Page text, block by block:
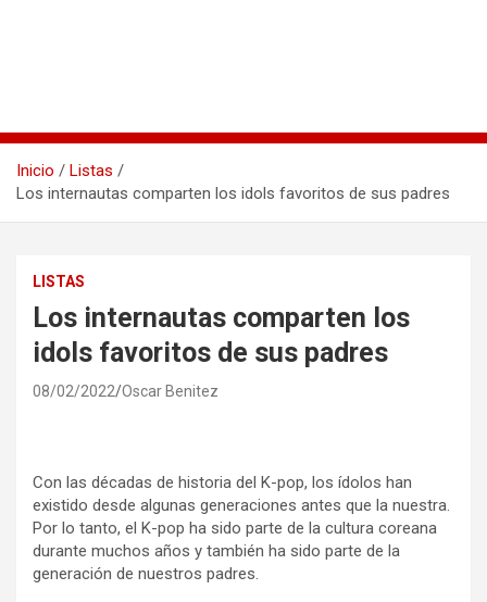
Inicio
Listas
Los internautas comparten los idols favoritos de sus padres
LISTAS
Los internautas comparten los
idols favoritos de sus padres
08/02/2022 Oscar Benitez
Con las décadas de historia del K-pop, los ídolos han
existido desde algunas generaciones antes que la nuestra.
Por lo tanto, el K-pop ha sido parte de la cultura coreana
durante muchos años y también ha sido parte de la
generación de nuestros padres.